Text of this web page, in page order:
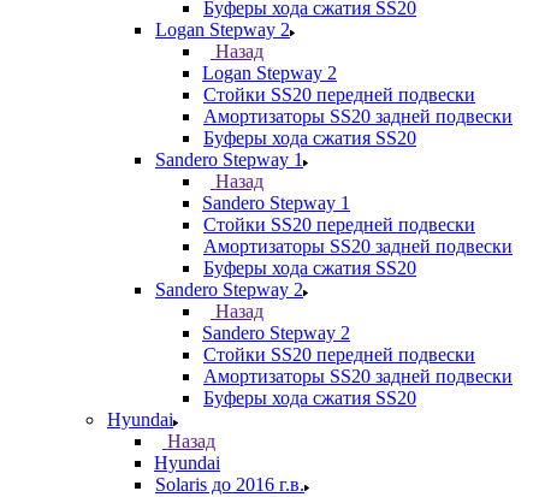
Буферы хода сжатия SS20
Logan Stepway 2
Назад
Logan Stepway 2
Стойки SS20 передней подвески
Амортизаторы SS20 задней подвески
Буферы хода сжатия SS20
Sandero Stepway 1
Назад
Sandero Stepway 1
Стойки SS20 передней подвески
Амортизаторы SS20 задней подвески
Буферы хода сжатия SS20
Sandero Stepway 2
Назад
Sandero Stepway 2
Стойки SS20 передней подвески
Амортизаторы SS20 задней подвески
Буферы хода сжатия SS20
Hyundai
Назад
Hyundai
Solaris до 2016 г.в.